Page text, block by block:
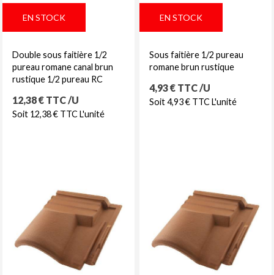
EN STOCK
Double sous faitière 1/2
pureau romane canal brun
rustique 1/2 pureau RC
Prix
12,38 € TTC /U
Soit 12,38 € TTC L'unité
EN STOCK
Sous faitière 1/2 pureau
romane brun rustique
Prix
4,93 € TTC /U
Soit 4,93 € TTC L'unité